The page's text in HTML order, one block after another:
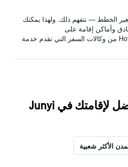
الخطط — نتفهم ذلك. ولهذا يمكنك
وأماكن إقامة على
HotelsCombined من وكالات السفر التي تقدم خدمة
اعثر على نتائج أفضل لإقامتك في Junyi
الأكثر شعبية